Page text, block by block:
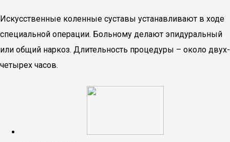
Искусственные коленные суставы устанавливают в ходе
специальной операции. Больному делают эпидуральный
или общий наркоз. Длительность процедуры – около двух-
четырех часов.